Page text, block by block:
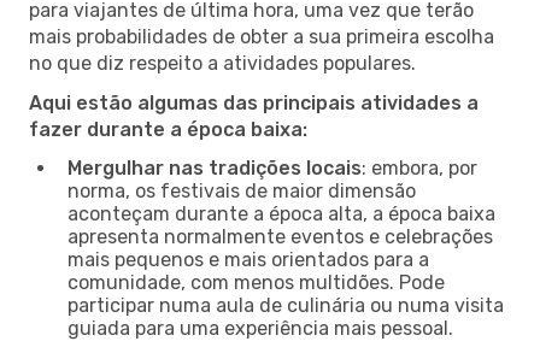
para viajantes de última hora, uma vez que terão
mais probabilidades de obter a sua primeira escolha
no que diz respeito a atividades populares.
Aqui estão algumas das principais atividades a
fazer durante a época baixa:
Mergulhar nas tradições locais: embora, por
norma, os festivais de maior dimensão
aconteçam durante a época alta, a época baixa
apresenta normalmente eventos e celebrações
mais pequenos e mais orientados para a
comunidade, com menos multidões. Pode
participar numa aula de culinária ou numa visita
guiada para uma experiência mais pessoal.